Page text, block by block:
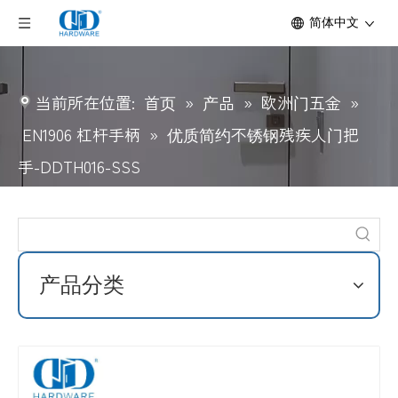
简体中文
当前所在位置: 首页 » 产品 » 欧洲门五金 »
EN1906 杠杆手柄 » 优质简约不锈钢残疾人门把
手-DDTH016-SSS
产品分类